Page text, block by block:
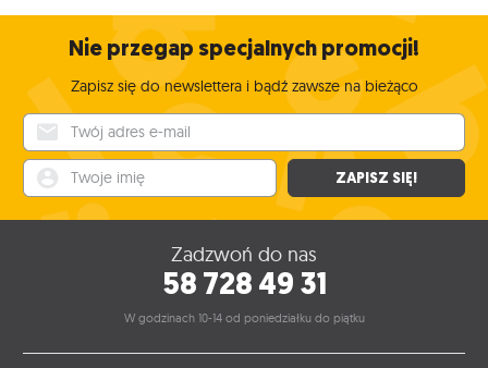
Nie przegap specjalnych promocji!
Zapisz się do newslettera i bądź zawsze na bieżąco
ZAPISZ SIĘ!
Zadzwoń do nas
58 728 49 31
W godzinach 10-14 od poniedziałku do piątku